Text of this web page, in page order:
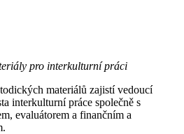
pro interkulturní práci
materiálů zajistí vedoucí
interkulturní práce společně s
evaluátorem a finančním a